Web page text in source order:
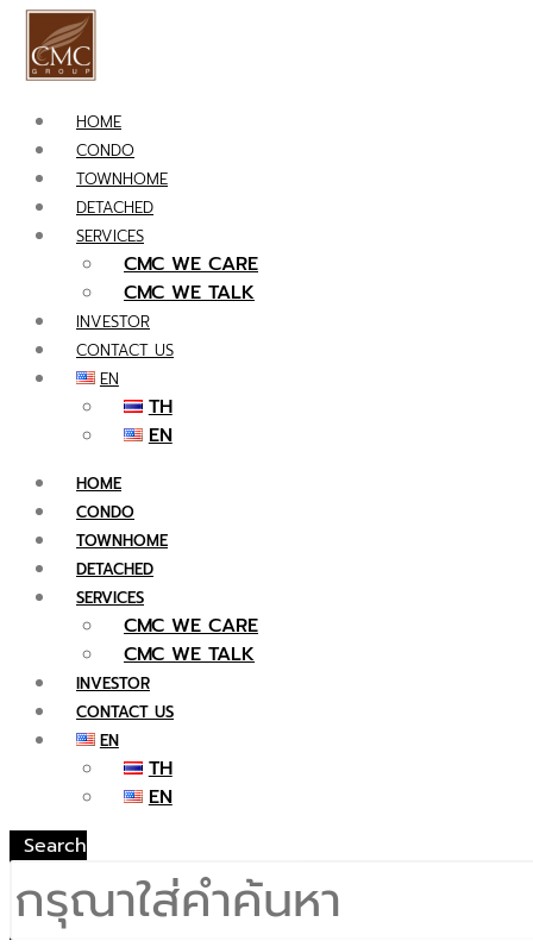
HOME
CONDO
TOWNHOME
DETACHED
SERVICES
CMC WE CARE
CMC WE TALK
INVESTOR
CONTACT US
EN
TH
EN
HOME
CONDO
TOWNHOME
DETACHED
SERVICES
CMC WE CARE
CMC WE TALK
INVESTOR
CONTACT US
EN
TH
EN
Search